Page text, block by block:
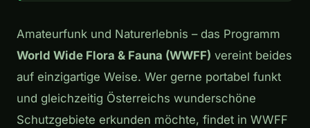
Amateurfunk und Naturerlebnis – das Programm
World Wide Flora & Fauna (WWFF) vereint beides
auf einzigartige Weise. Wer gerne portabel funkt
und gleichzeitig Österreichs wunderschöne
Schutzgebiete erkunden möchte, findet in WWFF